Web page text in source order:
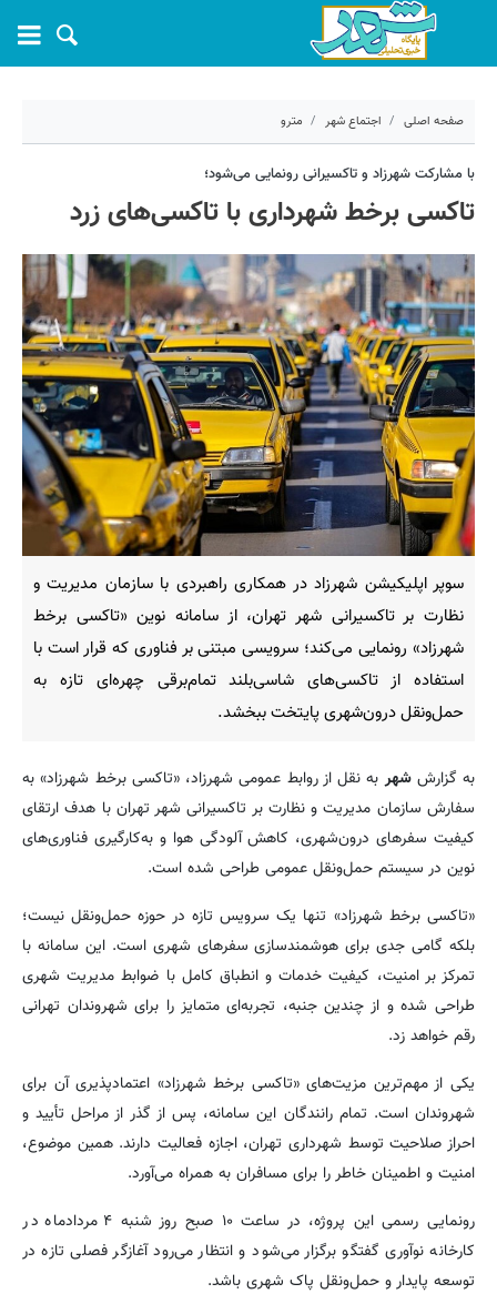
صفحه اصلی اجتماع شهر مترو
کد مطلب:70668
با مشارکت شهرزاد و تاکسیرانی رونمایی می‌شود؛
تاکسی برخط شهرداری با تاکسی‌های زرد
سوپر اپلیکیشن شهرزاد در همکاری راهبردی با سازمان مدیریت و
نظارت بر تاکسیرانی شهر تهران، از سامانه نوین «تاکسی برخط
شهرزاد» رونمایی می‌کند؛ سرویسی مبتنی بر فناوری که قرار است با
استفاده از تاکسی‌های شاسی‌بلند تمام‌برقی چهره‌ای تازه به
حمل‌ونقل درون‌شهری پایتخت ببخشد.
به گزارششهربه نقل از روابط عمومی شهرزاد، «تاکسی برخط شهرزاد» به
سفارش سازمان مدیریت و نظارت بر تاکسیرانی شهر تهران با هدف ارتقای
کیفیت سفرهای درون‌شهری، کاهش آلودگی هوا و به‌کارگیری فناوری‌های
نوین در سیستم حمل‌ونقل عمومی طراحی شده است.
«تاکسی برخط شهرزاد» تنها یک سرویس تازه در حوزه حمل‌ونقل نیست؛
بلکه گامی جدی برای هوشمندسازی سفرهای شهری است. این سامانه با
تمرکز بر امنیت، کیفیت خدمات و انطباق کامل با ضوابط مدیریت شهری
طراحی شده و از چندین جنبه، تجربه‌ای متمایز را برای شهروندان تهرانی
رقم خواهد زد.
یکی از مهم‌ترین مزیت‌های «تاکسی برخط شهرزاد» اعتمادپذیری آن برای
شهروندان است. تمام رانندگان این سامانه، پس از گذر از مراحل تأیید و
احراز صلاحیت توسط شهرداری تهران، اجازه فعالیت دارند. همین موضوع،
امنیت و اطمینان خاطر را برای مسافران به همراه می‌آورد.
رونمایی رسمی این پروژه، در ساعت ۱۰ صبح روز شنبه ۴ مردادماه در
کارخانه نوآوری گفتگو برگزار می‌شود و انتظار می‌رود آغازگر فصلی تازه در
توسعه پایدار و حمل‌ونقل پاک شهری باشد.